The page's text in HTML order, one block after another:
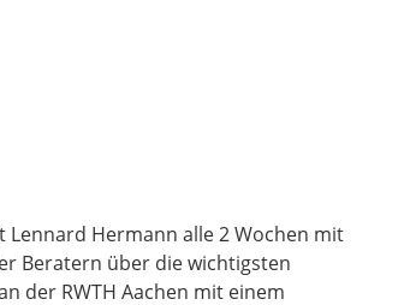
Lennard Hermann alle 2 Wochen mit
Beratern über die wichtigsten
der RWTH Aachen mit einem